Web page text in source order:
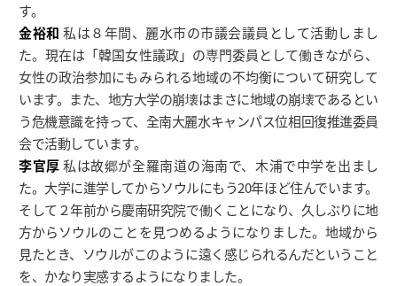
す。
金裕和 私は８年間、麗水市の市議会議員として活動しまし
た。現在は「韓国女性議政」の専門委員として働きながら、
女性の政治参加にもみられる地域の不均衡について研究して
います。また、地方大学の崩壊はまさに地域の崩壊であるとい
う危機意識を持って、全南大麗水キャンパス位相回復推進委員
会で活動しています。
李官厚私は故郷が全羅南道の海南で、木浦で中学を出まし
た。大学に進学してからソウルにもう20年ほど住んでいます。
そして２年前から慶南研究院で働くことになり、久しぶりに地
方からソウルのことを見つめるようになりました。地域から
見たとき、ソウルがこのように遠く感じられるんだということ
を、かなり実感するようになりました。